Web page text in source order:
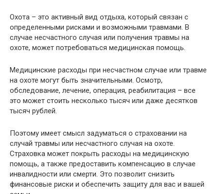
Охота – это активный вид отдыха, который связан с
определенными рисками и возможными травмами. В
случае несчастного случая или получения травмы на
охоте, может потребоваться медицинская помощь.
Медицинские расходы при несчастном случае или травме
на охоте могут быть значительными. Осмотр,
обследование, лечение, операция, реабилитация – все
это может стоить несколько тысяч или даже десятков
тысяч рублей.
Поэтому имеет смысл задуматься о страховании на
случай травмы или несчастного случая на охоте.
Страховка может покрыть расходы на медицинскую
помощь, а также предоставить компенсацию в случае
инвалидности или смерти. Это позволит снизить
финансовые риски и обеспечить защиту для вас и вашей